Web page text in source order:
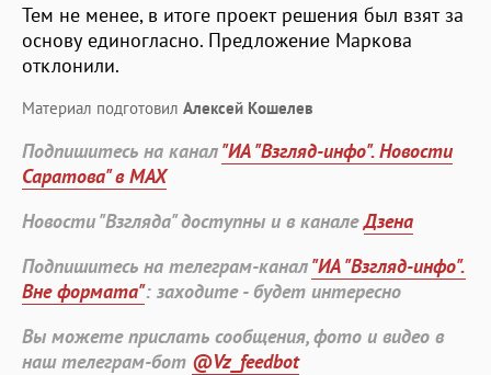
Тем не менее, в итоге проект решения был взят за
основу единогласно. Предложение Маркова
отклонили.
Материал подготовил Алексей Кошелев
Подпишитесь на канал"ИА "Взгляд-инфо". Новости
Саратова" в MAX
Новости "Взгляда" доступны и в каналеДзена
Подпишитесь на телеграм-канал"ИА "Взгляд-инфо".
Вне формата": заходите - будет интересно
Вы можете прислать сообщения, фото и видео в
наш телеграм-бот @Vz_feedbot